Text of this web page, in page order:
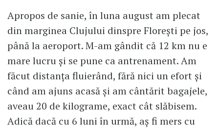
Apropos de sanie, în luna august am plecat
din marginea Clujului dinspre Florești pe jos,
până la aeroport. M-am gândit că 12 km nu e
mare lucru și se pune ca antrenament. Am
făcut distanța fluierând, fără nici un efort și
când am ajuns acasă și am cântărit bagajele,
aveau 20 de kilograme, exact cât slăbisem.
Adică dacă cu 6 luni în urmă, aș fi mers cu